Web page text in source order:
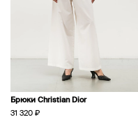
Брюки Christian Dior
31 320 ₽